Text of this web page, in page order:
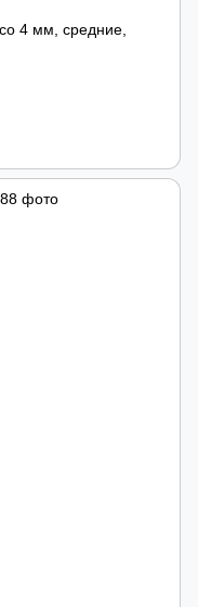
4 мм, средние,